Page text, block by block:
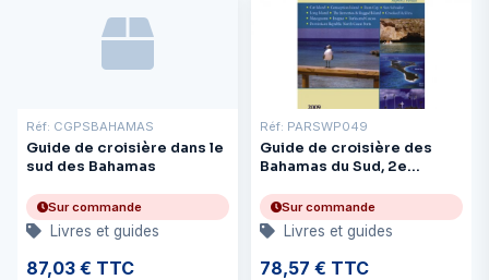
Réf: CGPSBAHAMAS
Guide de croisière dans le
sud des Bahamas
Sur commande
Livres et guides
87,03 € TTC
Réf: PARSWP049
Guide de croisière des
Bahamas du Sud, 2e
Sur commande
Livres et guides
78,57 € TTC